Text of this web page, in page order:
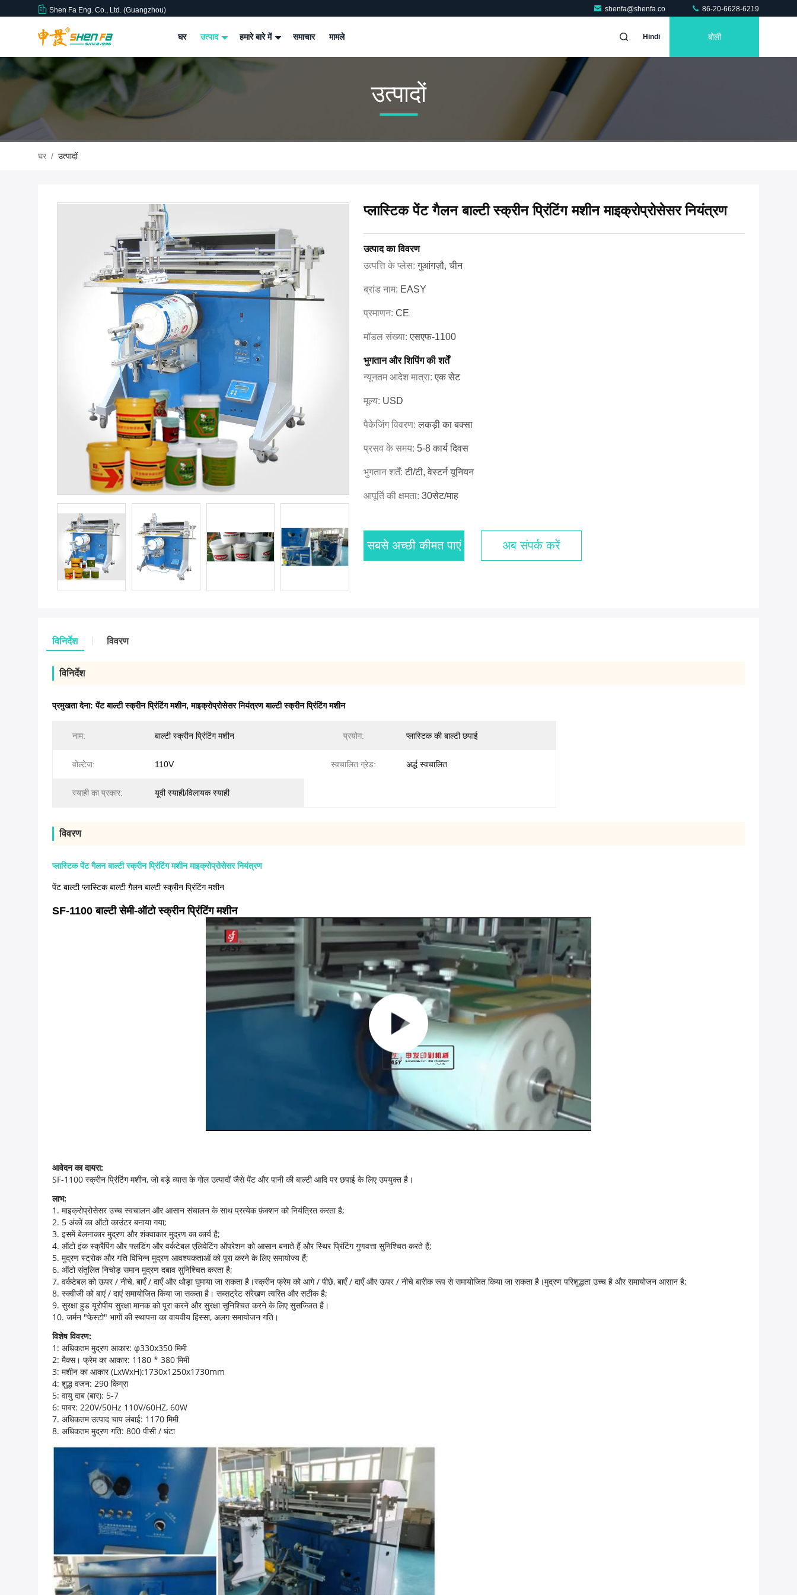
Shen Fa Eng. Co., Ltd. (Guangzhou) shenfa@shenfa.co 86-20-6628-6219
घर उत्पाद हमारे बारे में समाचार मामले Hindi बोली
उत्पादों
घर / उत्पादों
प्लास्टिक पेंट गैलन बाल्टी स्क्रीन प्रिंटिंग मशीन माइक्रोप्रोसेसर नियंत्रण
उत्पाद का विवरण
उत्पत्ति के प्लेस:गुआंगज़ौ, चीन
ब्रांड नाम: EASY
प्रमाणन: CE
मॉडल संख्या:एसएफ-1100
भुगतान और शिपिंग की शर्तें
न्यूनतम आदेश मात्रा:एक सेट
मूल्य: USD
पैकेजिंग विवरण:लकड़ी का बक्सा
प्रसव के समय: 5-8 कार्य दिवस
भुगतान शर्तें:टी/टी, वेस्टर्न यूनियन
आपूर्ति की क्षमता: 30सेट/माह
सबसे अच्छी कीमत पाएं अब संपर्क करें
विनिर्देश विवरण
विनिर्देश
प्रमुखता देना:पेंट बाल्टी स्क्रीन प्रिंटिंग मशीन,माइक्रोप्रोसेसर नियंत्रण बाल्टी स्क्रीन प्रिंटिंग मशीन
नाम: बाल्टी स्क्रीन प्रिंटिंग मशीन प्रयोग: प्लास्टिक की बाल्टी छपाई
वोल्टेज: 110V स्वचालित ग्रेड: अर्द्ध स्वचालित
स्याही का प्रकार: यूवी स्याही/विलायक स्याही
विवरण
प्लास्टिक पेंट गैलन बाल्टी स्क्रीन प्रिंटिंग मशीन माइक्रोप्रोसेसर नियंत्रण
पेंट बाल्टी प्लास्टिक बाल्टी गैलन बाल्टी स्क्रीन प्रिंटिंग मशीन
SF-1100 बाल्टी सेमी-ऑटो स्क्रीन प्रिंटिंग मशीन
आवेदन का दायरा:
SF-1100 स्क्रीन प्रिंटिंग मशीन, जो बड़े व्यास के गोल उत्पादों जैसे पेंट और पानी की बाल्टी आदि पर छपाई के लिए उपयुक्त है।
लाभ:
1. माइक्रोप्रोसेसर उच्च स्वचालन और आसान संचालन के साथ प्रत्येक फ़ंक्शन को नियंत्रित करता है;
2. 5 अंकों का ऑटो काउंटर बनाया गया;
3. इसमें बेलनाकार मुद्रण और शंक्वाकार मुद्रण का कार्य है;
4. ऑटो इंक स्क्रैपिंग और फ्लडिंग और वर्कटेबल एलिवेटिंग ऑपरेशन को आसान बनाते हैं और स्थिर प्रिंटिंग गुणवत्ता सुनिश्चित करते हैं;
5. मुद्रण स्ट्रोक और गति विभिन्न मुद्रण आवश्यकताओं को पूरा करने के लिए समायोज्य हैं;
6. ऑटो संतुलित निचोड़ समान मुद्रण दबाव सुनिश्चित करता है;
7. वर्कटेबल को ऊपर / नीचे, बाएँ / दाएँ और थोड़ा घुमाया जा सकता है।स्क्रीन फ्रेम को आगे / पीछे, बाएँ / दाएँ और ऊपर / नीचे बारीक रूप से समायोजित किया जा सकता है।मुद्रण परिशुद्धता उच्च है और समायोजन आसान है;
8. स्क्वीजी को बाएं / दाएं समायोजित किया जा सकता है। सब्सट्रेट संरेखण त्वरित और सटीक है;
9. सुरक्षा हुड यूरोपीय सुरक्षा मानक को पूरा करने और सुरक्षा सुनिश्चित करने के लिए सुसज्जित है।
10. जर्मन "फेस्टो" भागों की स्थापना का वायवीय हिस्सा, अलग समायोजन गति।
विशेष विवरण:
1: अधिकतम मुद्रण आकार: φ330x350 मिमी
2: मैक्स। फ्रेम का आकार: 1180 * 380 मिमी
3: मशीन का आकार (LxWxH):1730x1250x1730mm
4: शुद्ध वजन: 290 किग्रा
5: वायु दाब (बार): 5-7
6: पावर: 220V/50Hz 110V/60HZ, 60W
7. अधिकतम उत्पाद चाप लंबाई: 1170 मिमी
8. अधिकतम मुद्रण गति: 800 पीसी / घंटा